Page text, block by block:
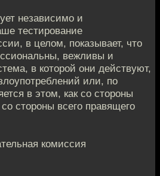
независимо и
тестирование
в целом, показывает, что
вежливы и
в которой они действуют,
или, по
в этом, как со стороны
стороны всего правящего
комиссия